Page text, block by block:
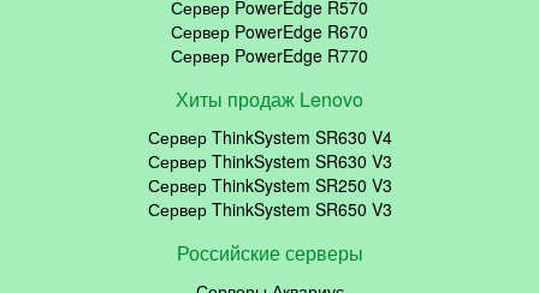
Сервер PowerEdge R570
Сервер PowerEdge R670
Сервер PowerEdge R770
Хиты продаж Lenovo
Сервер ThinkSystem SR630 V4
Сервер ThinkSystem SR630 V3
Сервер ThinkSystem SR250 V3
Сервер ThinkSystem SR650 V3
Российские серверы